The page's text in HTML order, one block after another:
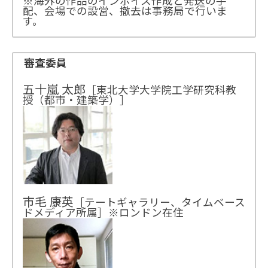
配、会場での設営、撤去は事務局で行いま
す。
審査委員
五十嵐 太郎 ［東北大学大学院工学研究科教
授（都市・建築学）］
市毛 康英 ［テートギャラリー、タイムベース
ドメディア所属］※ロンドン在住